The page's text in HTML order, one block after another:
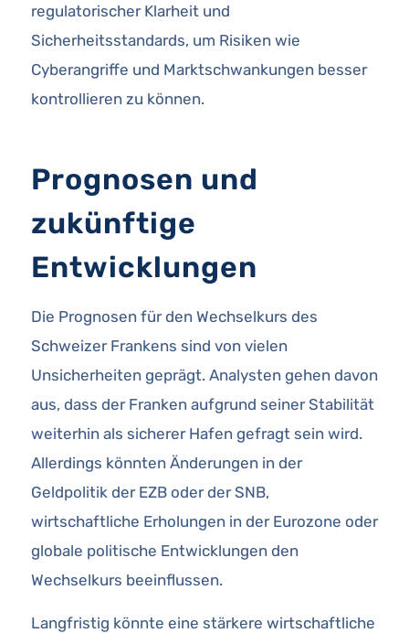
regulatorischer Klarheit und
Sicherheitsstandards, um Risiken wie
Cyberangriffe und Marktschwankungen besser
kontrollieren zu können.
Prognosen und
zukünftige
Entwicklungen
Die Prognosen für den Wechselkurs des
Schweizer Frankens sind von vielen
Unsicherheiten geprägt. Analysten gehen davon
aus, dass der Franken aufgrund seiner Stabilität
weiterhin als sicherer Hafen gefragt sein wird.
Allerdings könnten Änderungen in der
Geldpolitik der EZB oder der SNB,
wirtschaftliche Erholungen in der Eurozone oder
globale politische Entwicklungen den
Wechselkurs beeinflussen.
Langfristig könnte eine stärkere wirtschaftliche